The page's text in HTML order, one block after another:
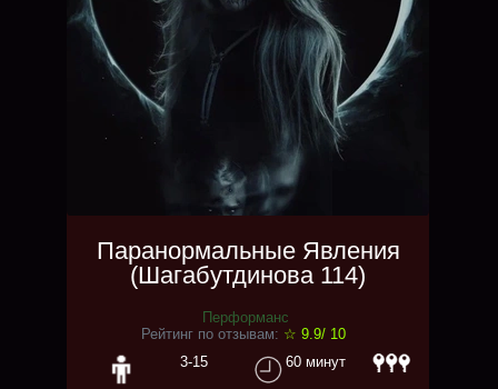
Паранормальные Явления
(Шагабутдинова 114)
Перформанс
Рейтинг по отзывам: ☆ 9.9/ 10
3-15
60 минут